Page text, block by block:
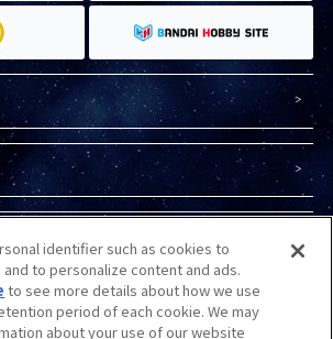
ン
identifier such as cookies to
to personalize content and ads.
to see more details about how we use
period of each cookie. We may
about your use of our website